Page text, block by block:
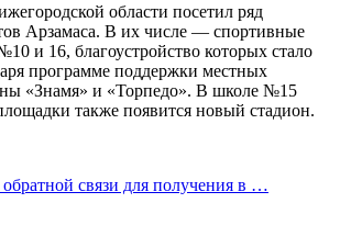
области посетил ряд
Арзамаса. В их числе — спортивные
и 16, благоустройство которых стало
программе поддержки местных
«Знамя» и «Торпедо». В школе №15
также появится новый стадион.
связи для получения в …